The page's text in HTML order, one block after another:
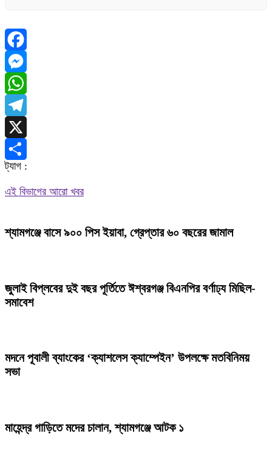
Facebook
Messenger
WhatsApp
Telegram
X
Share
ট্যাগ :
এই বিভাগের আরো খবর
শ্যামগঞ্জে বাসে ৯০০ পিস ইয়াবা, গ্রেপ্তার ৬০ বছরের জামাল
জুলাই বিপ্লবের দুই বছর পূর্তিতে ঈশ্বরগঞ্জ বিএনপির বর্ণাঢ্য মিছিল-
সমাবেশ
মদনে পূবালী ব্যাংকের ‘ক্যাশলেস ক্যাম্পেইন’ উপলক্ষে মতবিনিময়
সভা
মাহেন্দ্র গাড়িতে মদের চালান, শ্যামগঞ্জে আটক ১